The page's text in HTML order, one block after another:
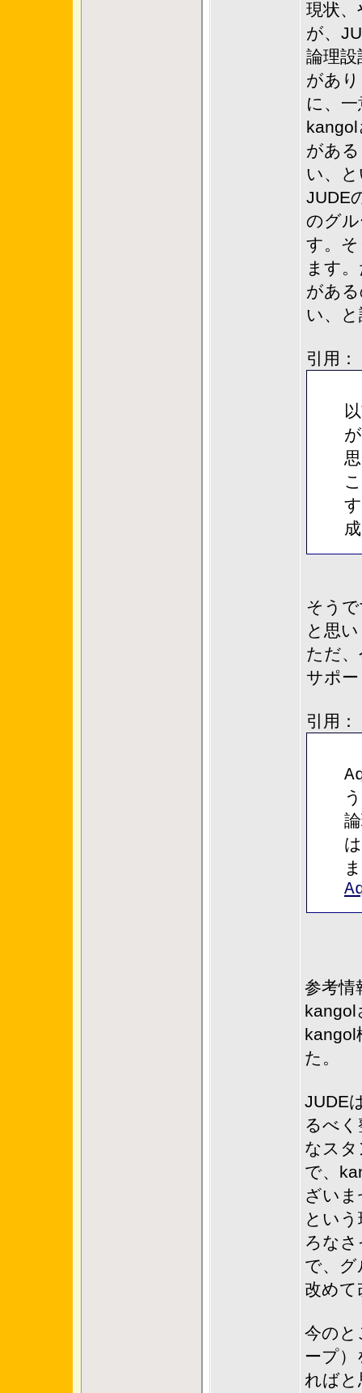
現状
が、
論理
があ
に、
があ
い、
JUDE
のグ
す。
ます
があ
い、
引用：
そう
と思
ただ
サポ
引用：
参考情
kangol
kangol
た。
JUDE
るべ
なス
で、
ざい
とい
ろな
で、
改め
今のと
ープ）
ればと